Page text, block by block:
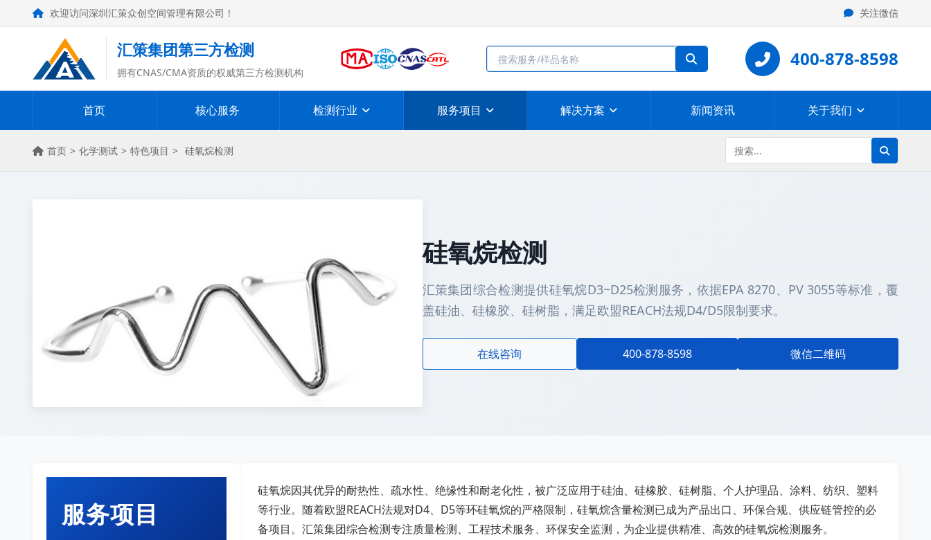
欢迎访问深圳汇策众创空间管理有限公司！ 关注微信
汇策集团第三方检测
拥有CNAS/CMA资质的权威第三方检测机构
400-878-8598
首页 核心服务 检测行业 服务项目 解决方案 新闻资讯 关于我们
首页 > 化学测试 > 特色项目 > 硅氧烷检测
硅氧烷检测
汇策集团综合检测提供硅氧烷D3~D25检测服务，依据EPA 8270、PV 3055等标准，覆
盖硅油、硅橡胶、硅树脂，满足欧盟REACH法规D4/D5限制要求。
在线咨询 400-878-8598 微信二维码
硅氧烷因其优异的耐热性、疏水性、绝缘性和耐老化性，被广泛应用于硅油、硅橡胶、硅树脂、个人护理品、涂料、纺织、塑料
等行业。随着欧盟REACH法规对D4、D5等环硅氧烷的严格限制，硅氧烷含量检测已成为产品出口、环保合规、供应链管控的必
备项目。汇策集团综合检测专注质量检测、工程技术服务、环保安全监测，为企业提供精准、高效的硅氧烷检测服务。
服务项目